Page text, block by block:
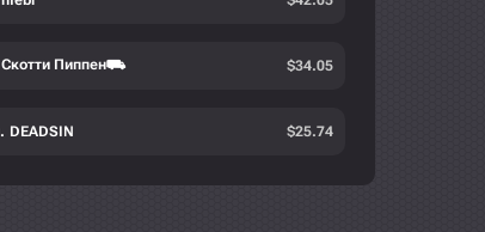
Скотти Пиппен⛟ $34.05
DEADSIN $25.74